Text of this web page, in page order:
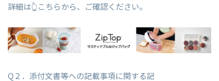
詳細は👆こちらから、ご確認ください。
Q２．添付文書等への記載事項に関する記